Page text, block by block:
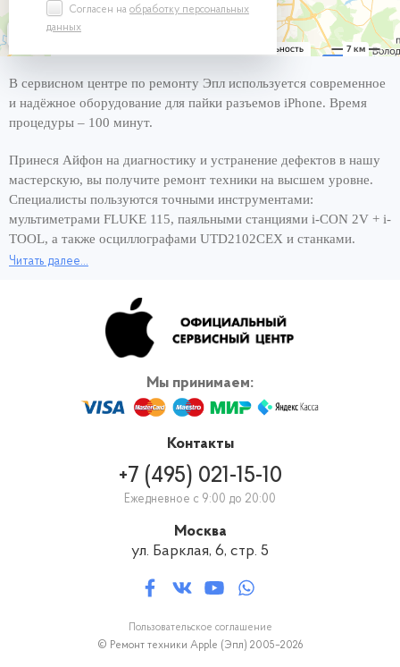
Согласен на обработку персональных
данных
В сервисном центре по ремонту Эпл используется современное
и надёжное оборудование для пайки разъемов iPhone. Время
процедуры – 100 минут.
Принеся Айфон на диагностику и устранение дефектов в нашу
мастерскую, вы получите ремонт техники на высшем уровне.
Специалисты пользуются точными инструментами:
мультиметрами FLUKE 115, паяльными станциями i-CON 2V + i-
TOOL, а также осциллографами UTD2102CEX и станками.
вот составляющие быстрого ремонта за 1 день. Чтобы снова
пользоваться смартфоном и сэкономить своё время,
обращайтесь для пайки разъемов iPhone к нам, в официальный
сервис Apple. Вернём работающее устройство в кратчайшие
сроки! И никаких переплат за скорость ремонта.
Читать далее...
Мы принимаем:
Контакты
+7 (495) 021-15-10
Ежедневное с 9:00 до 20:00
Москва
ул. Барклая, 6, стр. 5
Пользовательское соглашение
© Ремонт техники Apple (Эпл) 2005–2026